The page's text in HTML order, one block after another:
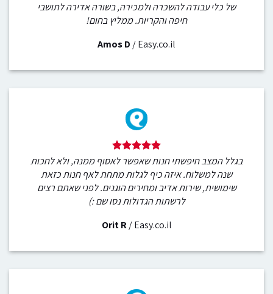
של כלי עבודה להשכרה ולמכירה, בשורה אדירה לתושבי
חיפה והקריות. ממליץ בחום!
Amos D /Easy.co.il
בגלל המצב חיפשתי חנות שאפשר לאסוף ממנה, ולא לחכות
שנה למשלוח. איזה כיף לגלות מתחת לאף חנות כזאת
שימושית, שירות אדיב ומחירים הוגנים. לפני שאתם רצים
לרשתות הגדולות נסו שם :)
Orit R /Easy.co.il